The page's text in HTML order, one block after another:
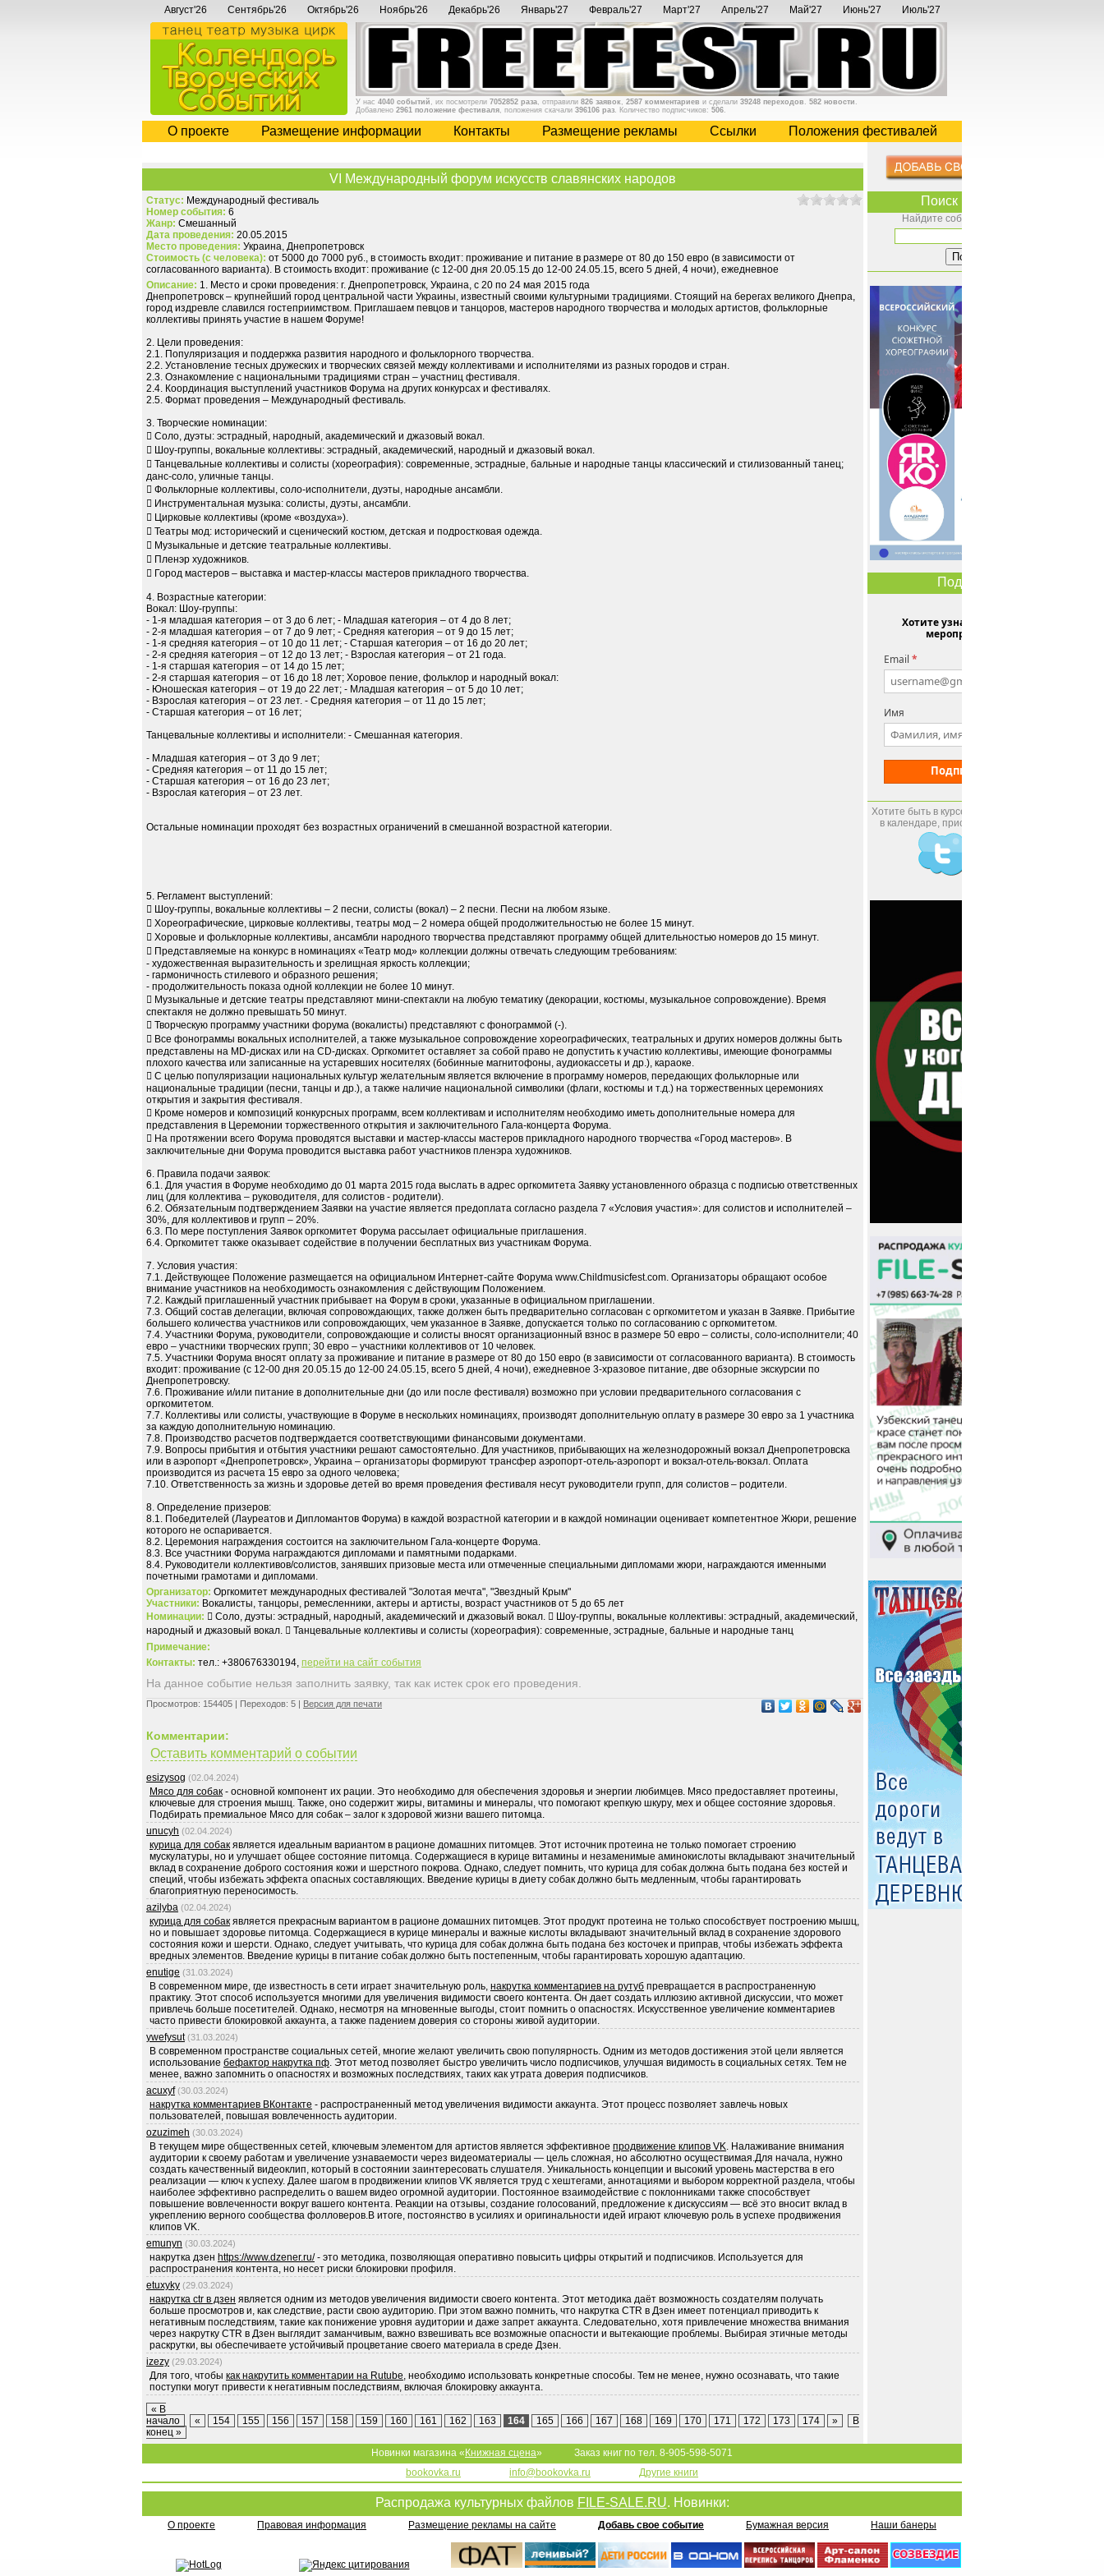
Август'26 Сентябрь'26 Октябрь'26 Ноябрь'26 Декабрь'26 Январь'27 Февраль'27 Март'27 Апрель'27 Май'27 Июнь'27 Июль'27
У нас 4040 событий , их посмотрели 7052852 раза, отправили 826 заявок, 2587 комментариев и сделали 39248 переходов . 582 новости .
Добавлено 2961 положение фестиваля, положения скачали 396106 раз. Количество подписчиков: 506.
О проекте Размещение информации Контакты Размещение рекламы Cсылки Положения фестивалей
VI Международный форум искусств славянских народов
Статус: Международный фестиваль
Номер события: 6
Жанр: Смешанный
Дата проведения: 20.05.2015
Место проведения: Украина, Днепропетровск
Стоимость (с человека): от 5000 до 7000 руб., в стоимость входит: проживание и питание в размере от 80 до 150 евро (в зависимости от
согласованного варианта). В стоимость входит: проживание (с 12-00 дня 20.05.15 до 12-00 24.05.15, всего 5 дней, 4 ночи), ежедневное
Описание: 1. Место и сроки проведения: г. Днепропетровск, Украина, с 20 по 24 мая 2015 года
Днепропетровск – крупнейший город центральной части Украины, известный своими культурными традициями. Стоящий на берегах великого Днепра,
город издревле славился гостеприимством. Приглашаем певцов и танцоров, мастеров народного творчества и молодых артистов, фольклорные
коллективы принять участие в нашем Форуме!
2. Цели проведения:
2.1. Популяризация и поддержка развития народного и фольклорного творчества.
2.2. Установление тесных дружеских и творческих связей между коллективами и исполнителями из разных городов и стран.
2.3. Ознакомление с национальными традициями стран – участниц фестиваля.
2.4. Координация выступлений участников Форума на других конкурсах и фестивалях.
2.5. Формат проведения – Международный фестиваль.
3. Творческие номинации:
 Соло, дуэты: эстрадный, народный, академический и джазовый вокал.
 Шоу-группы, вокальные коллективы: эстрадный, академический, народный и джазовый вокал.
 Танцевальные коллективы и солисты (хореография): современные, эстрадные, бальные и народные танцы классический и стилизованный танец;
данс-соло, уличные танцы.
 Фольклорные коллективы, соло-исполнители, дуэты, народные ансамбли.
 Инструментальная музыка: солисты, дуэты, ансамбли.
 Цирковые коллективы (кроме «воздуха»).
 Театры мод: исторический и сценический костюм, детская и подростковая одежда.
 Музыкальные и детские театральные коллективы.
 Пленэр художников.
 Город мастеров – выставка и мастер-классы мастеров прикладного творчества.
4. Возрастные категории:
Вокал: Шоу-группы:
- 1-я младшая категория – от 3 до 6 лет; - Младшая категория – от 4 до 8 лет;
- 2-я младшая категория – от 7 до 9 лет; - Средняя категория – от 9 до 15 лет;
- 1-я средняя категория – от 10 до 11 лет; - Старшая категория – от 16 до 20 лет;
- 2-я средняя категория – от 12 до 13 лет; - Взрослая категория – от 21 года.
- 1-я старшая категория – от 14 до 15 лет;
- 2-я старшая категория – от 16 до 18 лет; Хоровое пение, фольклор и народный вокал:
- Юношеская категория – от 19 до 22 лет; - Младшая категория – от 5 до 10 лет;
- Взрослая категория – от 23 лет. - Средняя категория – от 11 до 15 лет;
- Старшая категория – от 16 лет;
Танцевальные коллективы и исполнители: - Смешанная категория.
- Младшая категория – от 3 до 9 лет;
- Средняя категория – от 11 до 15 лет;
- Старшая категория – от 16 до 23 лет;
- Взрослая категория – от 23 лет.
Остальные номинации проходят без возрастных ограничений в смешанной возрастной категории.
5. Регламент выступлений:
 Шоу-группы, вокальные коллективы – 2 песни, солисты (вокал) – 2 песни. Песни на любом языке.
 Хореографические, цирковые коллективы, театры мод – 2 номера общей продолжительностью не более 15 минут.
 Хоровые и фольклорные коллективы, ансамбли народного творчества представляют программу общей длительностью номеров до 15 минут.
 Представляемые на конкурс в номинациях «Театр мод» коллекции должны отвечать следующим требованиям:
- художественная выразительность и зрелищная яркость коллекции;
- гармоничность стилевого и образного решения;
- продолжительность показа одной коллекции не более 10 минут.
 Музыкальные и детские театры представляют мини-спектакли на любую тематику (декорации, костюмы, музыкальное сопровождение). Время
спектакля не должно превышать 50 минут.
 Творческую программу участники форума (вокалисты) представляют с фонограммой (-).
 Все фонограммы вокальных исполнителей, а также музыкальное сопровождение хореографических, театральных и других номеров должны быть
представлены на МD-дисках или на CD-дисках. Оргкомитет оставляет за собой право не допустить к участию коллективы, имеющие фонограммы
плохого качества или записанные на устаревших носителях (бобинные магнитофоны, аудиокассеты и др.), караоке.
 С целью популяризации национальных культур желательным является включение в программу номеров, передающих фольклорные или
национальные традиции (песни, танцы и др.), а также наличие национальной символики (флаги, костюмы и т.д.) на торжественных церемониях
открытия и закрытия фестиваля.
 Кроме номеров и композиций конкурсных программ, всем коллективам и исполнителям необходимо иметь дополнительные номера для
представления в Церемонии торжественного открытия и заключительного Гала-концерта Форума.
 На протяжении всего Форума проводятся выставки и мастер-классы мастеров прикладного народного творчества «Город мастеров». В
заключительные дни Форума проводится выставка работ участников пленэра художников.
6. Правила подачи заявок:
6.1. Для участия в Форуме необходимо до 01 марта 2015 года выслать в адрес оргкомитета Заявку установленного образца с подписью ответственных
лиц (для коллектива – руководителя, для солистов - родители).
6.2. Обязательным подтверждением Заявки на участие является предоплата согласно раздела 7 «Условия участия»: для солистов и исполнителей –
30%, для коллективов и групп – 20%.
6.3. По мере поступления Заявок оргкомитет Форума рассылает официальные приглашения.
6.4. Оргкомитет также оказывает содействие в получении бесплатных виз участникам Форума.
7. Условия участия:
7.1. Действующее Положение размещается на официальном Интернет-сайте Форума www.Childmusicfest.com. Организаторы обращают особое
внимание участников на необходимость ознакомления с действующим Положением.
7.2. Каждый приглашенный участник прибывает на Форум в сроки, указанные в официальном приглашении.
7.3. Общий состав делегации, включая сопровождающих, также должен быть предварительно согласован с оргкомитетом и указан в Заявке. Прибытие
большего количества участников или сопровождающих, чем указанное в Заявке, допускается только по согласованию с оргкомитетом.
7.4. Участники Форума, руководители, сопровождающие и солисты вносят организационный взнос в размере 50 евро – солисты, соло-исполнители; 40
евро – участники творческих групп; 30 евро – участники коллективов от 10 человек.
7.5. Участники Форума вносят оплату за проживание и питание в размере от 80 до 150 евро (в зависимости от согласованного варианта). В стоимость
входит: проживание (с 12-00 дня 20.05.15 до 12-00 24.05.15, всего 5 дней, 4 ночи), ежедневное 3-хразовое питание, две обзорные экскурсии по
Днепропетровску.
7.6. Проживание и/или питание в дополнительные дни (до или после фестиваля) возможно при условии предварительного согласования с
оргкомитетом.
7.7. Коллективы или солисты, участвующие в Форуме в нескольких номинациях, производят дополнительную оплату в размере 30 евро за 1 участника
за каждую дополнительную номинацию.
7.8. Производство расчетов подтверждается соответствующими финансовыми документами.
7.9. Вопросы прибытия и отбытия участники решают самостоятельно. Для участников, прибывающих на железнодорожный вокзал Днепропетровска
или в аэропорт «Днепропетровск», Украина – организаторы формируют трансфер аэропорт-отель-аэропорт и вокзал-отель-вокзал. Оплата
производится из расчета 15 евро за одного человека;
7.10. Ответственность за жизнь и здоровье детей во время проведения фестиваля несут руководители групп, для солистов – родители.
8. Определение призеров:
8.1. Победителей (Лауреатов и Дипломантов Форума) в каждой возрастной категории и в каждой номинации оценивает компетентное Жюри, решение
которого не оспаривается.
8.2. Церемония награждения состоится на заключительном Гала-концерте Форума.
8.3. Все участники Форума награждаются дипломами и памятными подарками.
8.4. Руководители коллективов/солистов, занявших призовые места или отмеченные специальными дипломами жюри, награждаются именными
почетными грамотами и дипломами.
Организатор: Оргкомитет международных фестивалей "Золотая мечта", "Звездный Крым"
Участники: Вокалисты, танцоры, ремесленники, актеры и артисты, возраст участников от 5 до 65 лет
Номинации:  Соло, дуэты: эстрадный, народный, академический и джазовый вокал.  Шоу-группы, вокальные коллективы: эстрадный, академический,
народный и джазовый вокал.  Танцевальные коллективы и солисты (хореография): современные, эстрадные, бальные и народные танц
Примечание:
Контакты: тел.: +380676330194, перейти на сайт события
На данное событие нельзя заполнить заявку, так как истек срок его проведения.
Просмотров: 154405 | Переходов: 5 | Версия для печати
Комментарии:
Оставить комментарий о событии
esizysog (02.04.2024)
Мясо для собак - основной компонент их рации. Это необходимо для обеспечения здоровья и энергии любимцев. Мясо предоставляет протеины,
ключевые для строения мышц. Также, оно содержит жиры, витамины и минералы, что помогают крепкую шкуру, мех и общее состояние здоровья.
Подбирать премиальное Мясо для собак – залог к здоровой жизни вашего питомца.
unucyh (02.04.2024)
курица для собак является идеальным вариантом в рационе домашних питомцев. Этот источник протеина не только помогает строению
мускулатуры, но и улучшает общее состояние питомца. Содержащиеся в курице витамины и незаменимые аминокислоты вкладывают значительный
вклад в сохранение доброго состояния кожи и шерстного покрова. Однако, следует помнить, что курица для собак должна быть подана без костей и
специй, чтобы избежать эффекта опасных составляющих. Введение курицы в диету собак должно быть медленным, чтобы гарантировать
благоприятную переносимость.
azilyba (02.04.2024)
курица для собак является прекрасным вариантом в рационе домашних питомцев. Этот продукт протеина не только способствует построению мышц,
но и повышает здоровье питомца. Содержащиеся в курице минералы и важные кислоты вкладывают значительный вклад в сохранение здорового
состояния кожи и шерсти. Однако, следует учитывать, что курица для собак должна быть подана без косточек и приправ, чтобы избежать эффекта
вредных элементов. Введение курицы в питание собак должно быть постепенным, чтобы гарантировать хорошую адаптацию.
enutige (31.03.2024)
В современном мире, где известность в сети играет значительную роль, накрутка комментариев на рутуб превращается в распространенную
практику. Этот способ используется многими для увеличения видимости своего контента. Он дает создать иллюзию активной дискуссии, что может
привлечь больше посетителей. Однако, несмотря на мгновенные выгоды, стоит помнить о опасностях. Искусственное увеличение комментариев
часто привести блокировкой аккаунта, а также падением доверия со стороны живой аудитории.
ywefysut (31.03.2024)
В современном пространстве социальных сетей, многие желают увеличить свою популярность. Одним из методов достижения этой цели является
использование бефактор накрутка пф. Этот метод позволяет быстро увеличить число подписчиков, улучшая видимость в социальных сетях. Тем не
менее, важно запомнить о опасностях и возможных последствиях, таких как утрата доверия подписчиков.
acuxyf (30.03.2024)
накрутка комментариев ВКонтакте - распространенный метод увеличения видимости аккаунта. Этот процесс позволяет завлечь новых
пользователей, повышая вовлеченность аудитории.
ozuzimeh (30.03.2024)
В текущем мире общественных сетей, ключевым элементом для артистов является эффективное продвижение клипов VK. Налаживание внимания
аудитории к своему работам и увеличение узнаваемости через видеоматериалы — цель сложная, но абсолютно осуществимая.Для начала, нужно
создать качественный видеоклип, который в состоянии заинтересовать слушателя. Уникальность концепции и высокий уровень мастерства в его
реализации — ключ к успеху. Далее шагом в продвижении клипов VK является труд с хештегами, аннотациями и выбором корректной раздела, чтобы
наиболее эффективно распределить о вашем видео огромной аудитории. Постоянное взаимодействие с поклонниками также способствует
повышение вовлеченности вокруг вашего контента. Реакции на отзывы, создание голосований, предложение к дискуссиям — всё это вносит вклад в
укреплению верного сообщества фолловеров.В итоге, постоянство в усилиях и оригинальности идей играют ключевую роль в успехе продвижения
клипов VK.
emunyn (30.03.2024)
накрутка дзен https://www.dzener.ru/- это методика, позволяющая оперативно повысить цифры открытий и подписчиков. Используется для
распространения контента, но несет риски блокировки профиля.
etuxyky (29.03.2024)
накрутка ctr в дзен является одним из методов увеличения видимости своего контента. Этот методика даёт возможность создателям получать
больше просмотров и, как следствие, расти свою аудиторию. При этом важно помнить, что накрутка CTR в Дзен имеет потенциал приводить к
негативным последствиям, такие как понижение уровня аудитории и даже запрет аккаунта. Следовательно, хотя привлечение множества внимания
через накрутку CTR в Дзен выглядит заманчивым, важно взвешивать все возможные опасности и вытекающие проблемы. Выбирая этичные методы
раскрутки, вы обеспечиваете устойчивый процветание своего материала в среде Дзен.
izezy (29.03.2024)
Для того, чтобы как накрутить комментарии на Rutube, необходимо использовать конкретные способы. Тем не менее, нужно осознавать, что такие
поступки могут привести к негативным последствиям, включая блокировку аккаунта.
« В
начало
« 154 155 156 157 158 159 160 161 162 163 164 165 166 167 168 169 170 171 172 173 174 »
В
конец »
Поиск по сайту
Найдите событие на сайте:
Подписка
Хотите узнавать о новых
мероприятиях?
Email *
Имя
Подписаться
Хотите быть в курсе всех новых событий
в календаре, присоединяйтесь к нам.
Новинки магазина « Книжная сцена»
Заказ книг по тел. 8-905-598-5071
bookovka.ru
info@bookovka.ru Другие книги
Распродажа культурных файлов FILE-SALE.RU. Новинки:
О проекте Правовая информация Размещение рекламы на сайте Добавь свое событие Бумажная версия Наши банеры